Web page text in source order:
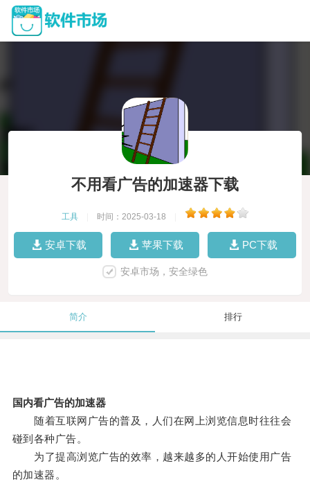
不用看广告的加速器下载
工具 时间：2025-03-18
安卓下载 苹果下载 PC下载
安卓市场，安全绿色
简介 排行
国内看广告的加速器
随着互联网广告的普及，人们在网上浏览信息时往往会
碰到各种广告。
为了提高浏览广告的效率，越来越多的人开始使用广告
的加速器。